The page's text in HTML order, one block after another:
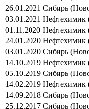
26.01.2021 Сибирь
03.01.2021 Нефтехимик
01.11.2020 Нефтехимик
24.01.2020 Нефтехимик
03.01.2020 Сибирь
14.10.2019 Нефтехимик
05.10.2019 Сибирь
14.02.2019 Нефтехимик
14.09.2018 Сибирь
25.12.2017 Сибирь